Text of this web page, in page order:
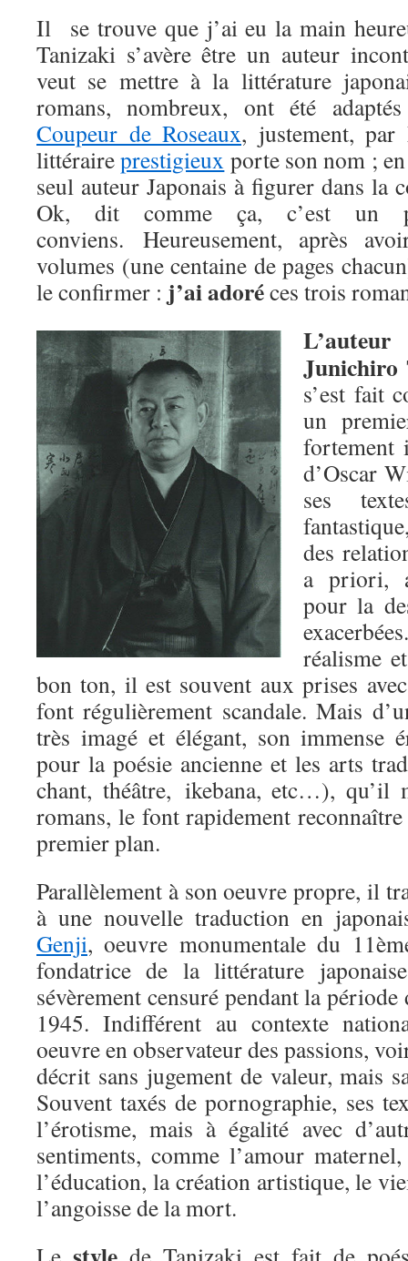
Il se trouve que j’ai eu la main
Tanizaki s’avère être un auteur
veut se mettre à la littérature
romans, nombreux, ont été
Coupeur de Roseaux, justement,
littéraireprestigieux porte son nom ;
seul auteur Japonais à figurer dans la
Ok, dit comme ça, c’est un
conviens. Heureusement, après
volumes (une centaine de pages
le confirmer : j’ai adoréces trois
L’auteur
Junichiro
s’est fait
un
fortement
d’Oscar
ses
des
a priori,
pour la
réalisme
bon ton, il est souvent aux prises
font régulièrement scandale. Mais
très imagé et élégant, son immense
pour la poésie ancienne et les arts
chant, théâtre, ikebana, etc…), qu’il
romans, le font rapidement
premier plan.
Parallèlement à son oeuvre propre, il
à une nouvelle traduction en
Genji, oeuvre monumentale du
fondatrice de la littérature
sévèrement censuré pendant la
1945. Indifférent au contexte
oeuvre en observateur des passions,
décrit sans jugement de valeur, mais
Souvent taxés de pornographie, ses
l’érotisme, mais à égalité avec
sentiments, comme l’amour
l’éducation, la création artistique, le
l’angoisse de la mort.